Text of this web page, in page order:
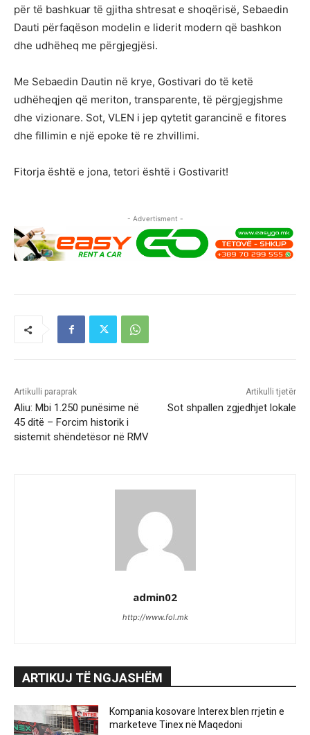
për të bashkuar të gjitha shtresat e shoqërisë, Sebaedin
Dauti përfaqëson modelin e liderit modern që bashkon
dhe udhëheq me përgjegjësi.
Me Sebaedin Dautin në krye, Gostivari do të ketë
udhëheqjen që meriton, transparente, të përgjegjshme
dhe vizionare. Sot, VLEN i jep qytetit garancinë e fitores
dhe fillimin e një epoke të re zhvillimi.
Fitorja është e jona, tetori është i Gostivarit!
- Advertisment -
Artikulli paraprak
Aliu: Mbi 1.250 punësime në
45 ditë – Forcim historik i
sistemit shëndetësor në RMV
Artikulli tjetër
Sot shpallen zgjedhjet lokale
admin02
http://www.fol.mk
ARTIKUJ TË NGJASHËM
Kompania kosovare Interex blen rrjetin e
marketeve Tinex në Maqedoni